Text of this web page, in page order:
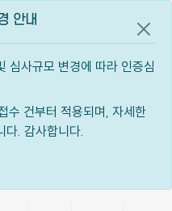
안내
심사규모 변경에 따라 인증심
수 건부터 적용되며, 자세한
다. 감사합니다.
공지